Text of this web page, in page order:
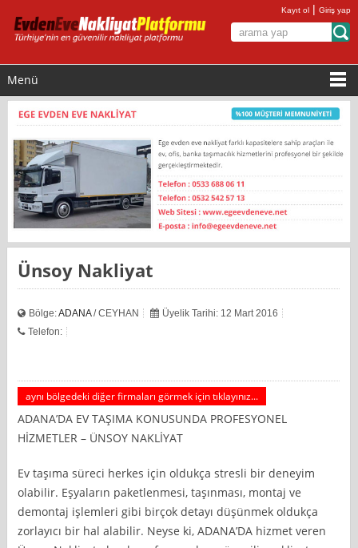
Kayıt ol |Giriş yap
Menü
Ünsoy Nakliyat
Bölge:ADANA/ CEYHAN
Üyelik Tarihi: 12 Mart 2016
Telefon:
aynı bölgedeki diğer firmaları görmek için tıklayınız...
ADANA’DA EV TAŞIMA KONUSUNDA PROFESYONEL
HİZMETLER – ÜNSOY NAKLİYAT
Ev taşıma süreci herkes için oldukça stresli bir deneyim
olabilir. Eşyaların paketlenmesi, taşınması, montaj ve
demontaj işlemleri gibi birçok detayı düşünmek oldukça
zorlayıcı bir hal alabilir. Neyse ki, ADANA’DA hizmet veren